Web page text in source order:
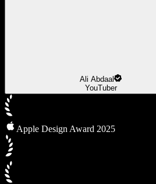
Ali Abdaal
YouTuber
Apple Design Award 2025